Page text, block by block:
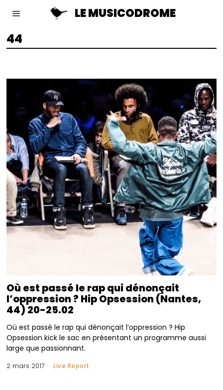
LE MUSICODROME
44
Où est passé le rap qui dénonçait
l’oppression ? Hip Opsession (Nantes,
44) 20-25.02
Où est passé le rap qui dénonçait l’oppression ? Hip
Opsession kick le sac en présentant un programme aussi
large que passionnant.
2 mars 2017 Live Report